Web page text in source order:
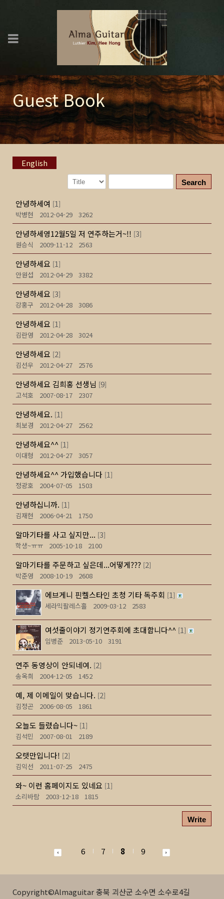
Guest Book
English
Search
안녕하세여 [1]
박병현
2012-04-29 3262
안녕하세영12월5일 저 연주하는거~!! [3]
원승식
2009-11-12 2563
안녕하세요 [1]
안원섭
2012-04-29 3382
안녕하세요 [3]
강홍구
2012-04-28 3086
안녕하세요 [1]
김란영
2012-04-28 3024
안녕하세요 [2]
김선우
2012-04-27 2576
안녕하세요 김희홍 선생님 [9]
고석호
2007-08-17 2307
안녕하세요. [1]
최보경
2012-04-27 2562
안녕하세요^^ [1]
이대형
2012-04-27 3057
안녕하세요^^ 가입했습니다 [1]
정광호
2004-07-05 1503
안녕하십니까. [1]
김재현
2006-04-21 1750
알마기타를 사고 싶지만... [3]
학생~ㅠㅠ
2005-10-18 2100
알마기타를 주문하고 싶은데...어떻게??? [2]
박준영
2008-10-19 2608
에브게니 핀켈스타인 초청 기타 독주회 [1]
세라믹팔레스홀
2009-03-12 2583
여섯줄이야기 정기연주회에 초대합니다^^ [1]
임병준
2013-05-10 3191
연주 동영상이 안되네여. [2]
송옥희
2004-12-05 1452
예, 제 이메일이 맞습니다. [2]
김정곤
2006-08-05 1861
오늘도 들렸습니다~ [1]
김석민
2007-08-01 2189
오랫만입니다! [2]
김익선
2011-07-25 2475
와~ 이런 홈페이지도 있네요 [1]
소리바람
2003-12-18 1815
Write
6 7 8 9
Copyright©Almaguitar 충북 괴산군 소수면 소수로4길